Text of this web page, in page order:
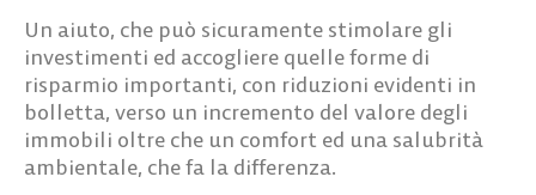
Un aiuto, che può sicuramente stimolare gli
investimenti ed accogliere quelle forme di
risparmio importanti, con riduzioni evidenti in
bolletta, verso un incremento del valore degli
immobili oltre che un comfort ed una salubrità
ambientale, che fa la differenza.